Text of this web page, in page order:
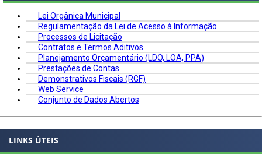
Lei Orgânica Municipal
Regulamentação da Lei de Acesso à Informação
Processos de Licitação
Contratos e Termos Aditivos
Planejamento Orçamentário (LDO, LOA, PPA)
Prestações de Contas
Demonstrativos Fiscais (RGF)
Web Service
Conjunto de Dados Abertos
LINKS ÚTEIS